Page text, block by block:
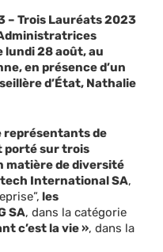
– Trois Lauréats 2023
lundi 28 août, au
en présence d’un
d’État, Nathalie
représentants de
porté sur trois
matière de diversité
International SA,
les
SA, dans la catégorie
c’est la vie », dans la